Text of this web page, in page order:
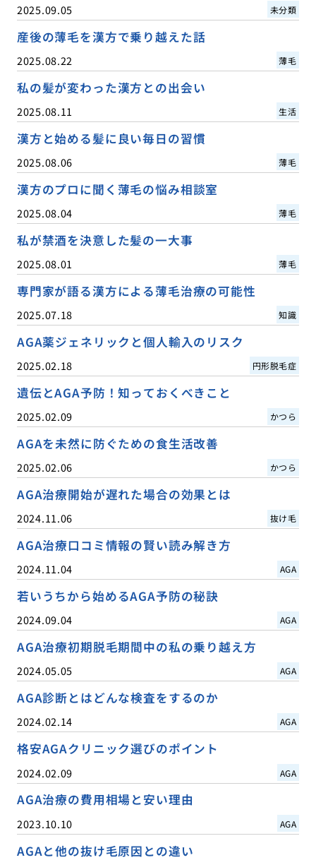
2025.09.05 未分類
産後の薄毛を漢方で乗り越えた話
2025.08.22 薄毛
私の髪が変わった漢方との出会い
2025.08.11 生活
漢方と始める髪に良い毎日の習慣
2025.08.06 薄毛
漢方のプロに聞く薄毛の悩み相談室
2025.08.04 薄毛
私が禁酒を決意した髪の一大事
2025.08.01 薄毛
専門家が語る漢方による薄毛治療の可能性
2025.07.18 知識
AGA薬ジェネリックと個人輸入のリスク
2025.02.18 円形脱毛症
遺伝とAGA予防！知っておくべきこと
2025.02.09 かつら
AGAを未然に防ぐための食生活改善
2025.02.06 かつら
AGA治療開始が遅れた場合の効果とは
2024.11.06 抜け毛
AGA治療口コミ情報の賢い読み解き方
2024.11.04 AGA
若いうちから始めるAGA予防の秘訣
2024.09.04 AGA
AGA治療初期脱毛期間中の私の乗り越え方
2024.05.05 AGA
AGA診断とはどんな検査をするのか
2024.02.14 AGA
格安AGAクリニック選びのポイント
2024.02.09 AGA
AGA治療の費用相場と安い理由
2023.10.10 AGA
AGAと他の抜け毛原因との違い